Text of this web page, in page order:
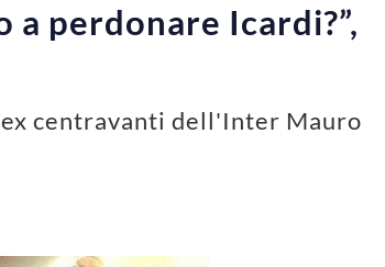
a perdonare Icardi?”,
centravanti dell'Inter Mauro